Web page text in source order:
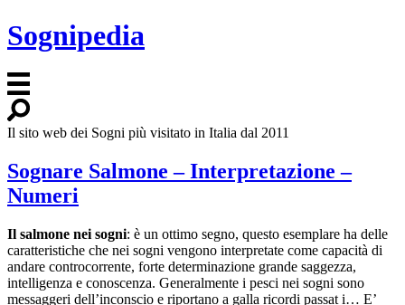
Sognipedia
Il sito web dei Sogni più visitato in Italia dal 2011
Sognare Salmone – Interpretazione –
Numeri
Il salmone nei sogni: è un ottimo segno, questo esemplare ha delle
caratteristiche che nei sogni vengono interpretate come capacità di
andare controcorrente, forte determinazione grande saggezza,
intelligenza e conoscenza. Generalmente i pesci nei sogni sono
messaggeri dell’inconscio e riportano a galla ricordi passat i… E’